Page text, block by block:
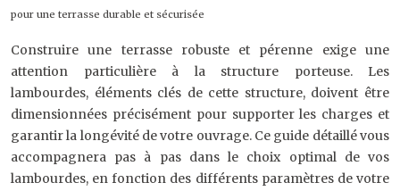
pour une terrasse durable et sécurisée
Construire une terrasse robuste et pérenne exige une
attention particulière à la structure porteuse. Les
lambourdes, éléments clés de cette structure, doivent être
dimensionnées précisément pour supporter les charges et
garantir la longévité de votre ouvrage. Ce guide détaillé vous
accompagnera pas à pas dans le choix optimal de vos
lambourdes, en fonction des différents paramètres de votre